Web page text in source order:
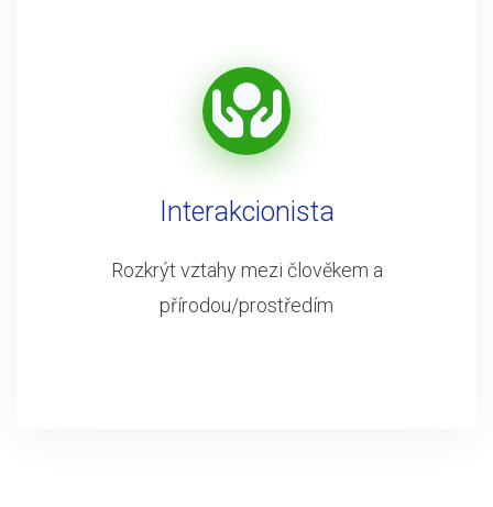
Interakcionista
Rozkrýt vztahy mezi člověkem a
přírodou/prostředím